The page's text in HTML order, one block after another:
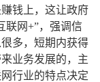
钱上，这让政府
联网+”，强调信
多，短期内获得
业务发展的，主
行业的特点决定